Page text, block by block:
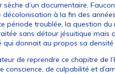
d’un documentaire,
à la fin des
période troublée, la question du
sans détour jésuitique mais
qui donnait au propos sa
de reprendre ce chapitre de
de culpabilité et